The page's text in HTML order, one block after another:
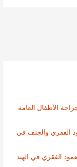
الأطفال العامة
الفقري والجنف في
الفقري في الهند